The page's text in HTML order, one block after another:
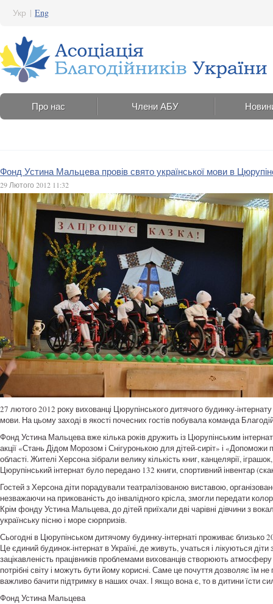
Укр | Eng
Про нас Члени АБУ
Фонд Устина Мальцева провів свято української мови в
29 Лютого 2012 11:32
27 лютого 2012 року вихованці Цюрупінського дитячого будинку-
мови. На цьому заході в якості почесних гостів побувала команда
Фонд Устина Мальцева вже кілька років дружить із Цюрупінським
акції «Стань Дідом Морозом і Снігуронькою для дітей-сиріт» і «Допоможи
області. Жителі Херсона зібрали велику кількість книг, канцелярії,
Цюрупінський інтернат було передано 132 книги, спортивний інвентар
Гостей з Херсона діти порадували театралізованою виставою,
незважаючи на прикованість до інвалідного крісла, змогли передати
Крім фонду Устина Мальцева, до дітей приїхали дві чарівні дівчини з
українську пісню і море сюрпризів.
Сьогодні в Цюрупінськом дитячому будинку-інтернаті проживає близько
Це єдиний будинок-інтернат в Україні, де живуть, учаться і лікуються
зацікавленість працівників проблемами вихованців створюють
потрібні світу і можуть бути йому корисні. Саме це почуття дозволяє
важливо бачити підтримку в наших очах. І якщо вона є, то в дитини їсти
Фонд Устина Мальцева